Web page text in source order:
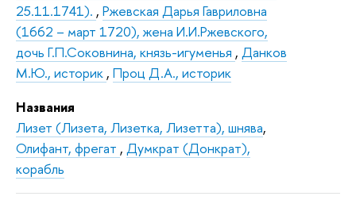
25.11.1741). , Ржевская Дарья Гавриловна
(1662 – март 1720), жена И.И.Ржевского,
дочь Г.П.Соковнина, князь-игуменья , Данков
М.Ю., историк , Проц Д.А., историк
Названия
Лизет (Лизета, Лизетка, Лизетта), шнява,
Олифант, фрегат , Думкрат (Донкрат),
корабль